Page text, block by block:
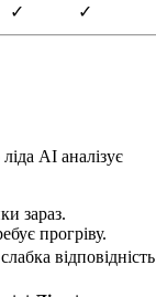
✓ ✓
AI аналізує
зараз.
прогріву.